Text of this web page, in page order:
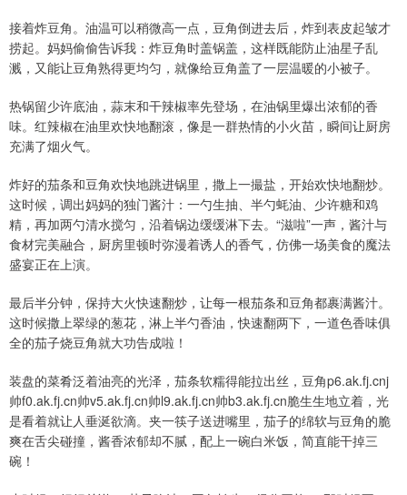
接着炸豆角。油温可以稍微高一点，豆角倒进去后，炸到表皮起皱才
捞起。妈妈偷偷告诉我：炸豆角时盖锅盖，这样既能防止油星子乱
溅，又能让豆角熟得更均匀，就像给豆角盖了一层温暖的小被子。
热锅留少许底油，蒜末和干辣椒率先登场，在油锅里爆出浓郁的香
味。红辣椒在油里欢快地翻滚，像是一群热情的小火苗，瞬间让厨房
充满了烟火气。
炸好的茄条和豆角欢快地跳进锅里，撒上一撮盐，开始欢快地翻炒。
这时候，调出妈妈的独门酱汁：一勺生抽、半勺蚝油、少许糖和鸡
精，再加两勺清水搅匀，沿着锅边缓缓淋下去。“滋啦”一声，酱汁与
食材完美融合，厨房里顿时弥漫着诱人的香气，仿佛一场美食的魔法
盛宴正在上演。
最后半分钟，保持大火快速翻炒，让每一根茄条和豆角都裹满酱汁。
这时候撒上翠绿的葱花，淋上半勺香油，快速翻两下，一道色香味俱
全的茄子烧豆角就大功告成啦！
装盘的菜肴泛着油亮的光泽，茄条软糯得能拉出丝，豆角p6.ak.fj.cnj
帅f0.ak.fj.cn帅v5.ak.fj.cn帅l9.ak.fj.cn帅b3.ak.fj.cn脆生生地立着，光
是看着就让人垂涎欲滴。夹一筷子送进嘴里，茄子的绵软与豆角的脆
爽在舌尖碰撞，酱香浓郁却不腻，配上一碗白米饭，简直能干掉三
碗！